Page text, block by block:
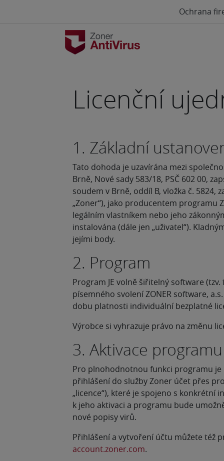
Ochrana
Licenční
1. Základní
Tato dohoda je uzavírána mezi
Brně, Nové sady 583/18, PSČ 602 00,
soudem v Brně, oddíl B, vložka č. 5824,
„Zoner“), jako producentem programu
legálním vlastníkem nebo jeho
instalována (dále jen „uživatel“).
jejími body.
2. Program
Program JE volně šiřitelný software
písemného svolení ZONER software,
dobu platnosti individuální bezplatné
Výrobce si vyhrazuje právo na změnu
3. Aktivace
Pro plnohodnotnou funkci programu
přihlášení do služby Zoner účet přes
„licence“), které je spojeno s
k jeho aktivaci a programu bude
nové popisy virů.
Přihlášení a vytvoření účtu můžete též
account.zoner.com.